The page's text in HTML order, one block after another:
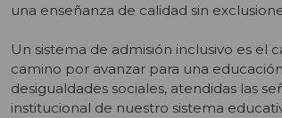
una enseñanza de calidad sin
Un sistema de admisión inclusivo es
camino por avanzar para una
desigualdades sociales, atendidas las
institucional de nuestro sistema